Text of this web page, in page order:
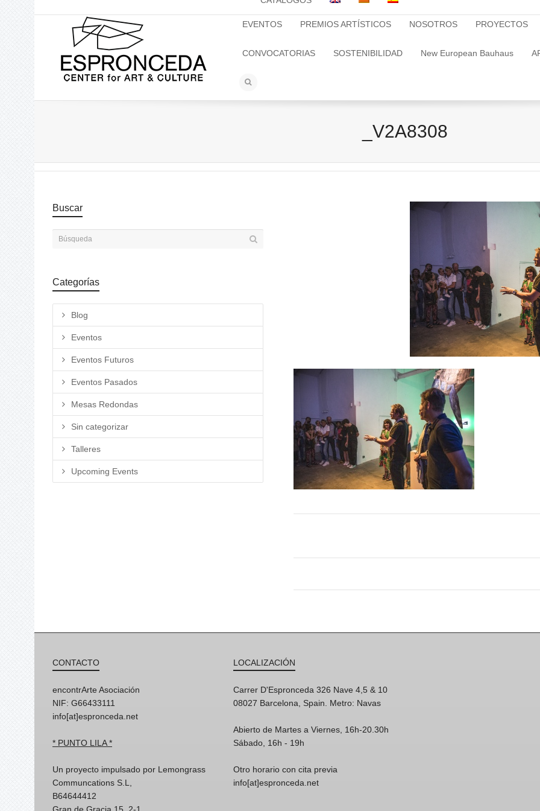
EVENTOS PREMIOS ARTÍSTICOS NOSOTROS PROYECTOS
CONVOCATORIAS SOSTENIBILIDAD New European Bauhaus
_V2A8308
Buscar
Categorías
Blog
Eventos
Eventos Futuros
Eventos Pasados
Mesas Redondas
Sin categorizar
Talleres
Upcoming Events
CONTACTO
encontrArte Asociación
NIF: G66433111
info[at]espronceda.net
* PUNTO LILA *
Un proyecto impulsado por Lemongrass
Communcations S.L,
B64644412
Gran de Gracia 15, 2-1
LOCALIZACIÓN
Carrer D'Espronceda 326 Nave 4,5 & 10
08027 Barcelona, Spain. Metro: Navas
Abierto de Martes a Viernes, 16h-20.30h
Sábado, 16h - 19h
Otro horario con cita previa
info[at]espronceda.net